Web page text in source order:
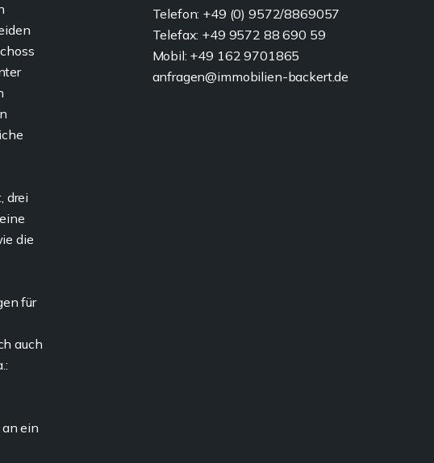
drei
die
für
auch
ein
Telefon: +49 (0) 9572/8869057
Telefax: +49 9572 88 690 59
Mobil: +49 162 9701865
anfragen@immobilien-backert.de